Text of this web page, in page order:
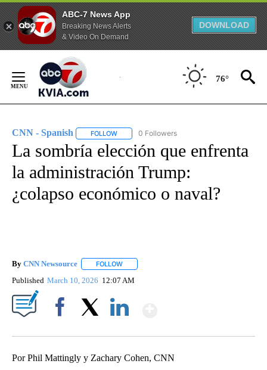
ABC-7 News App
Breaking News Alerts
& Video On Demand
DOWNLOAD
Content
76°
CNN - Spanish FOLLOW FOLLOW "CNN - SPANISH" TO RECEIVE
0 Followers
La sombría elección que enfrenta
la administración Trump:
¿colapso económico o naval?
By CNN Newsource FOLLOW
Published March 10, 2026 12:07 AM
Por Phil Mattingly y Zachary Cohen, CNN